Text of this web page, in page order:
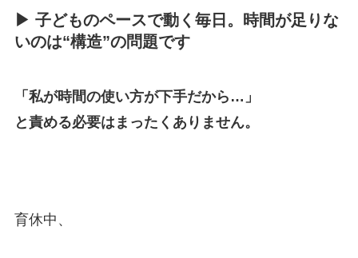
▶ 子どものペースで動く毎日。時間が足りな
いのは“構造”の問題です
「私が時間の使い方が下手だから…」
と責める必要はまったくありません。
育休中、